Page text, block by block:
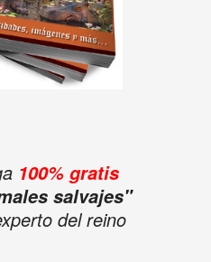
100% gratis
salvajes"
del reino